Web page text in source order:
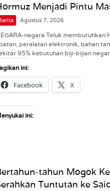
Menjadi Pintu
Agustus 7, 2026
negara Teluk
peralatan elektronik, bahan
95% kebutuhan biji-bijian
ini:
Facebook X
ini:
tahun Mogok
Tuntutan ke